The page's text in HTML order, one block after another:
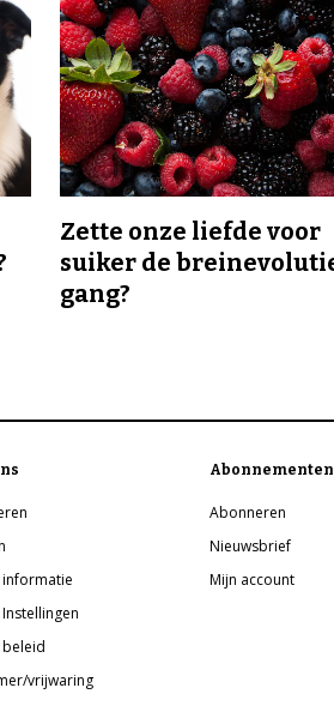
Zette onze liefde voor
suiker de
gang?
informatie
beleid
vrijwaring
Abonnementen
Abonneren
Nieuwsbrief
Mijn account